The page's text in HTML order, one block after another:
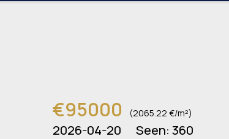
€95000 (2065.22 €/m²)
2026-04-20 Seen: 360